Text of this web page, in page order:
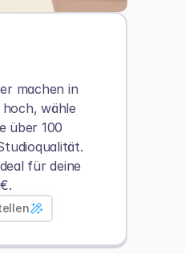
machen in
hoch, wähle
über 100
für deine